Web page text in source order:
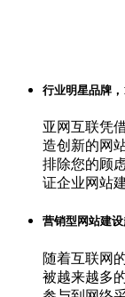
行业明星品牌
亚网互联凭
造创新的网
排除您的顾
证企业网站
营销型网站建
随着互联网
被越来越多